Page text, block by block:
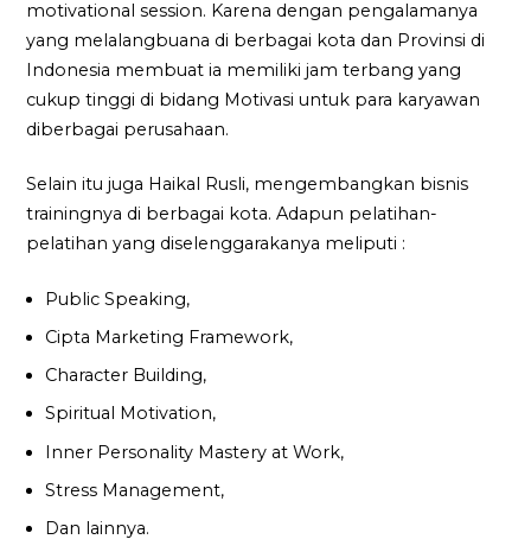
motivational session. Karena dengan pengalamanya
yang melalangbuana di berbagai kota dan Provinsi di
Indonesia membuat ia memiliki jam terbang yang
cukup tinggi di bidang Motivasi untuk para karyawan
diberbagai perusahaan.
Selain itu juga Haikal Rusli, mengembangkan bisnis
trainingnya di berbagai kota. Adapun pelatihan-
pelatihan yang diselenggarakanya meliputi :
Public Speaking,
Cipta Marketing Framework,
Character Building,
Spiritual Motivation,
Inner Personality Mastery at Work,
Stress Management,
Dan lainnya.